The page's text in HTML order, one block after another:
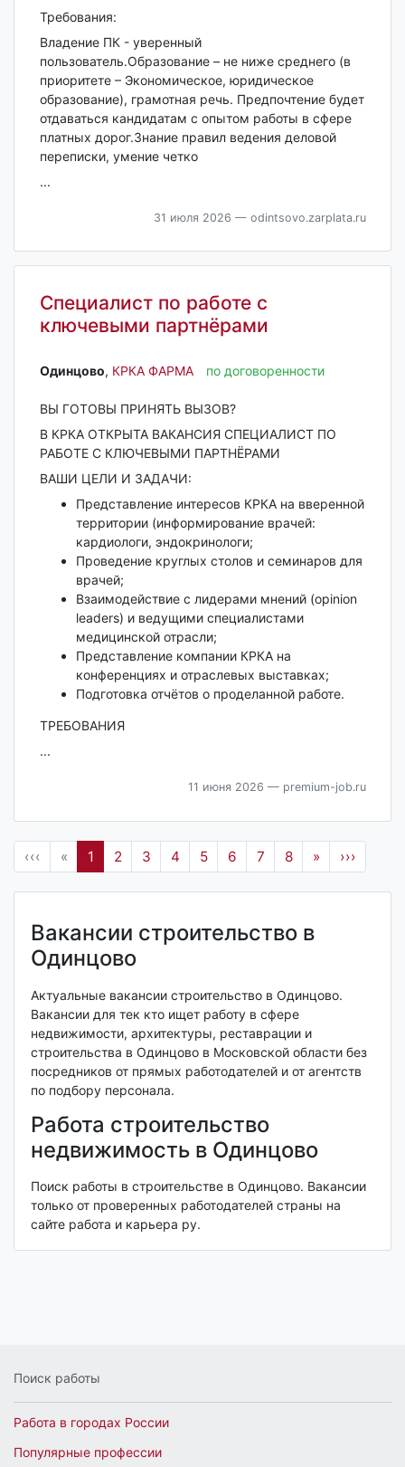
Требования:
Владение ПК - уверенный
пользователь.Образование – не ниже среднего (в
приоритете – Экономическое, юридическое
образование), грамотная речь. Предпочтение будет
отдаваться кандидатам с опытом работы в сфере
платных дорог.Знание правил ведения деловой
переписки, умение четко
...
31 июля 2026 — odintsovo.zarplata.ru
Специалист по работе с
ключевыми партнёрами
Одинцово‎, КРКА ФАРМА по договоренности
ВЫ ГОТОВЫ ПРИНЯТЬ ВЫЗОВ?
В КРКА ОТКРЫТА ВАКАНСИЯ СПЕЦИАЛИСТ ПО
РАБОТЕ С КЛЮЧЕВЫМИ ПАРТНЁРАМИ
ВАШИ ЦЕЛИ И ЗАДАЧИ:
Представление интересов КРКА на вверенной
территории (информирование врачей:
кардиологи, эндокринологи;
Проведение круглых столов и семинаров для
врачей;
Взаимодействие с лидерами мнений (opinion
leaders) и ведущими специалистами
медицинской отрасли;
Представление компании КРКА на
конференциях и отраслевых выставках;
Подготовка отчётов о проделанной работе.
ТРЕБОВАНИЯ
...
11 июня 2026 — premium-job.ru
‹‹‹ « 1 2 3 4 5 6 7 8 » ›››
Вакансии строительство в
Одинцово
Актуальные вакансии строительство в Одинцово.
Вакансии для тек кто ищет работу в сфере
недвижимости, архитектуры, реставрации и
строительства в Одинцово в Московской области без
посредников от прямых работодателей и от агентств
по подбору персонала.
Работа строительство
недвижимость в Одинцово
Поиск работы в строительстве в Одинцово. Вакансии
только от проверенных работодателей страны на
сайте работа и карьера ру.
Поиск работы
Работа в городах России
Популярные профессии